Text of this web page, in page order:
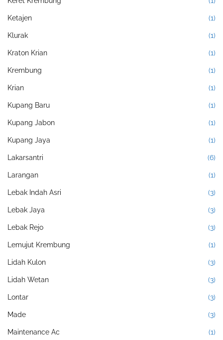
Ketajen (1)
Klurak (1)
Kraton Krian (1)
Krembung (1)
Krian (1)
Kupang Baru (1)
Kupang Jabon (1)
Kupang Jaya (1)
Lakarsantri (6)
Larangan (1)
Lebak Indah Asri (3)
Lebak Jaya (3)
Lebak Rejo (3)
Lemujut Krembung (1)
Lidah Kulon (3)
Lidah Wetan (3)
Lontar (3)
Made (3)
Maintenance Ac (1)